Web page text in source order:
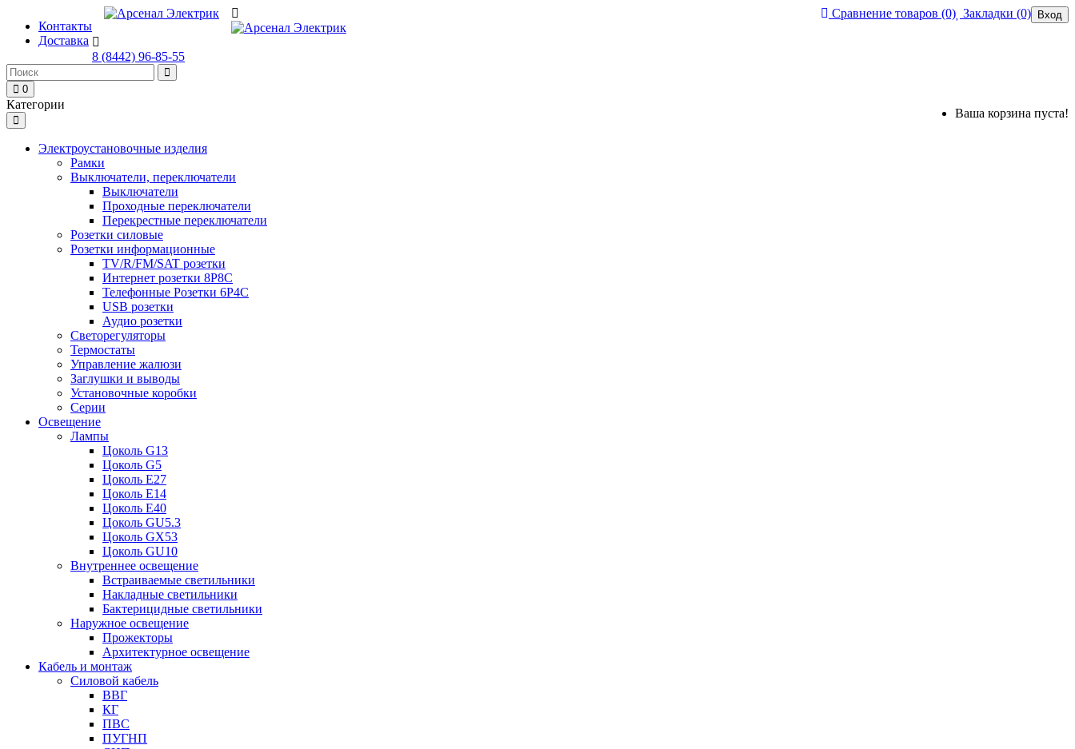
Контакты
Доставка
Вход
Закладки (0)
Сравнение товаров (0)
8 (8442) 96-85-55
0
Ваша корзина пуста!
Категории
Электроустановочные изделия
Рамки
Выключатели, переключатели
Выключатели
Проходные переключатели
Перекрестные переключатели
Розетки силовые
Розетки информационные
TV/R/FM/SAT розетки
Интернет розетки 8P8C
Телефонные Розетки 6P4C
USB розетки
Аудио розетки
Светорегуляторы
Термостаты
Управление жалюзи
Заглушки и выводы
Установочные коробки
Серии
Освещение
Лампы
Цоколь G13
Цоколь G5
Цоколь E27
Цоколь E14
Цоколь E40
Цоколь GU5.3
Цоколь GX53
Цоколь GU10
Внутреннее освещение
Встраиваемые светильники
Накладные светильники
Бактерицидные светильники
Наружное освещение
Прожекторы
Архитектурное освещение
Кабель и монтаж
Силовой кабель
ВВГ
КГ
ПВС
ПУГНП